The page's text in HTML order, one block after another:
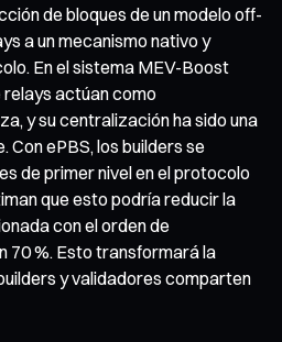
de bloques de un modelo off-
a un mecanismo nativo y
En el sistema MEV-Boost
actúan como
y su centralización ha sido una
ePBS, los builders se
de primer nivel en el protocolo
que esto podría reducir la
con el orden de
70 %. Esto transformará la
y validadores comparten